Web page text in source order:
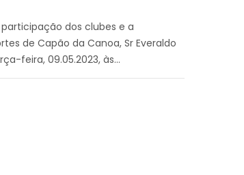
dos clubes e a
de Capão da Canoa, Sr Everaldo
feira, 09.05.2023, às...